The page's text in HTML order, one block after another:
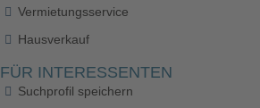
Vermietungsservice
Hausverkauf
FÜR INTERESSENTEN
Suchprofil speichern